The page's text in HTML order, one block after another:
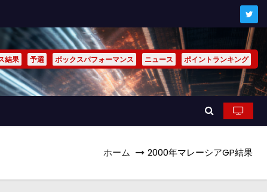
結果 予選 ボックスパフォーマンス ニュース ポイントランキング
ホーム 2000年マレーシアGP結果